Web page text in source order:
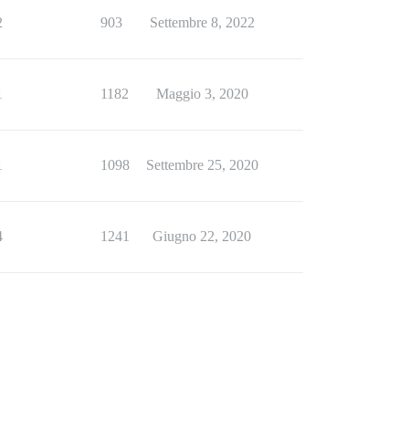
903 Settembre 8, 2022
1182 Maggio 3, 2020
1098 Settembre 25, 2020
1241 Giugno 22, 2020